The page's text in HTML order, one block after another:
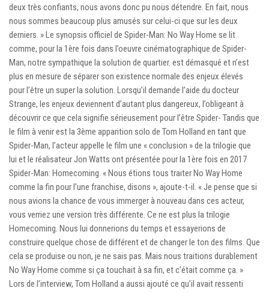
deux très confiants, nous avons donc pu nous détendre. En fait, nous
nous sommes beaucoup plus amusés sur celui-ci que sur les deux
derniers. » Le synopsis officiel de Spider-Man: No Way Home se lit
comme, pour la 1ère fois dans l’oeuvre cinématographique de Spider-
Man, notre sympathique la solution de quartier. est démasqué et n’est
plus en mesure de séparer son existence normale des enjeux élevés
pour l’être un super la solution. Lorsqu’il demande l’aide du docteur
Strange, les enjeux deviennent d’autant plus dangereux, l’obligeant à
découvrir ce que cela signifie sérieusement pour l’être Spider- Tandis que
le film à venir est la 3ème apparition solo de Tom Holland en tant que
Spider-Man, l’acteur appelle le film une « conclusion » de la trilogie que
lui et le réalisateur Jon Watts ont présentée pour la 1ère fois en 2017
Spider-Man: Homecoming. « Nous étions tous traiter No Way Home
comme la fin pour l’une franchise, disons », ajoute-t-il. « Je pense que si
nous avions la chance de vous immerger à nouveau dans ces acteur,
vous verriez une version très différente. Ce ne est plus la trilogie
Homecoming. Nous lui donnerions du temps et essayerions de
construire quelque chose de différent et de changer le ton des films. Que
cela se produise ou non, je ne sais pas. Mais nous traitions durablement
No Way Home comme si ça touchait à sa fin, et c’était comme ça. »
Lors de l’interview, Tom Holland a aussi ajouté ce qu’il avait ressenti